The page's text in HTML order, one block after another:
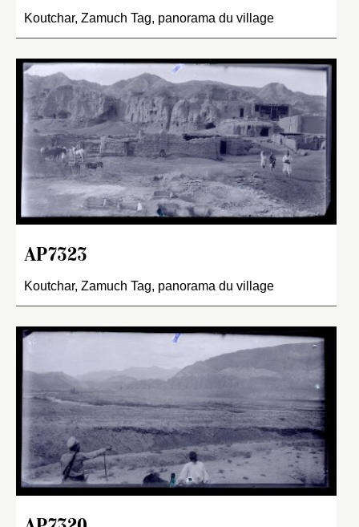
Koutchar, Zamuch Tag, panorama du village
AP7323
Koutchar, Zamuch Tag, panorama du village